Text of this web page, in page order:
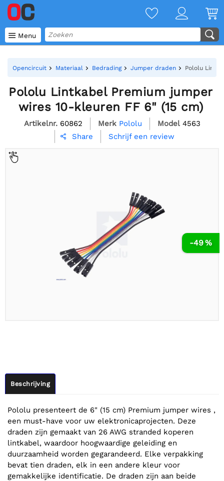
 Menu
Opencircuit Materiaal Bedrading Jumper draden Pololu
Pololu Lintkabel Premium jumper
wires 10-kleuren FF 6" (15 cm)
Artikelnr. 60862 Merk Pololu Model 4563
 Share Schrijf een review
-49 %
Beschrijving
Pololu presenteert de 6" (15 cm) Premium jumper wires ,
een must-have voor uw elektronicaprojecten. Deze
draden zijn gemaakt van 26 AWG stranded koperen
lintkabel, waardoor hoogwaardige geleiding en
duurzaamheid worden gegarandeerd. Elke verpakking
bevat tien draden, elk in een andere kleur voor
gemakkelijke identificatie. De draden zijn aan beide